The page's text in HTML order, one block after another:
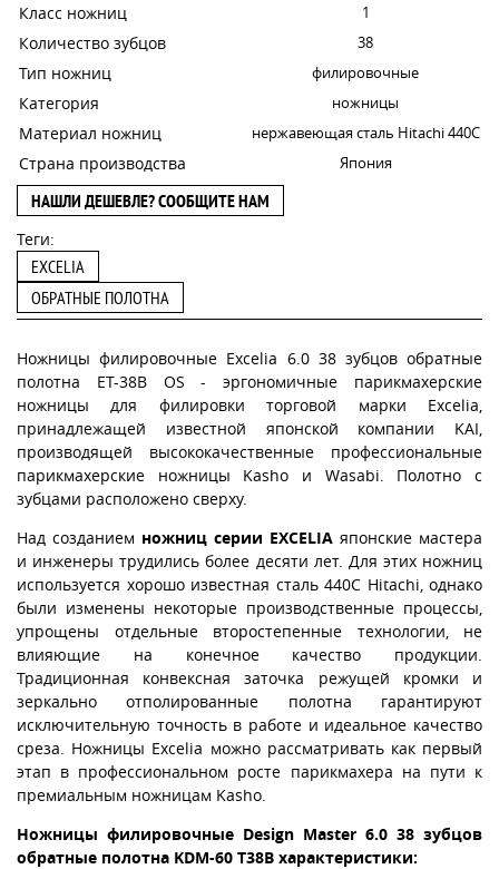
Класс ножниц 1
Количество зубцов 38
Тип ножниц филировочные
Категория ножницы
Материал ножниц нержавеющая сталь Hitachi 440C
Страна производства Япония
НАШЛИ ДЕШЕВЛЕ? СООБЩИТЕ НАМ
Теги:
EXCELIA
ОБРАТНЫЕ ПОЛОТНА
Ножницы филировочные Excelia 6.0 38 зубцов обратные
полотна ET-38B OS - эргономичные парикмахерские
ножницы для филировки торговой марки Excelia,
принадлежащей известной японской компании KAI,
производящей высококачественные профессиональные
парикмахерские ножницы Kasho и Wasabi. Полотно с
зубцами расположено сверху.
Над созданием ножниц серии EXCELIA японские мастера
и инженеры трудились более десяти лет. Для этих ножниц
используется хорошо известная сталь 440С Hitachi, однако
были изменены некоторые производственные процессы,
упрощены отдельные второстепенные технологии, не
влияющие на конечное качество продукции.
Традиционная конвексная заточка режущей кромки и
зеркально отполированные полотна гарантируют
исключительную точность в работе и идеальное качество
среза. Ножницы Excelia можно рассматривать как первый
этап в профессиональном росте парикмахера на пути к
премиальным ножницам Kasho.
Ножницы филировочные Design Master 6.0 38 зубцов
обратные полотна KDM-60 T38B характеристики: